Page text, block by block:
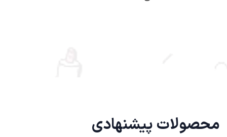
محصولات پیشنهادی